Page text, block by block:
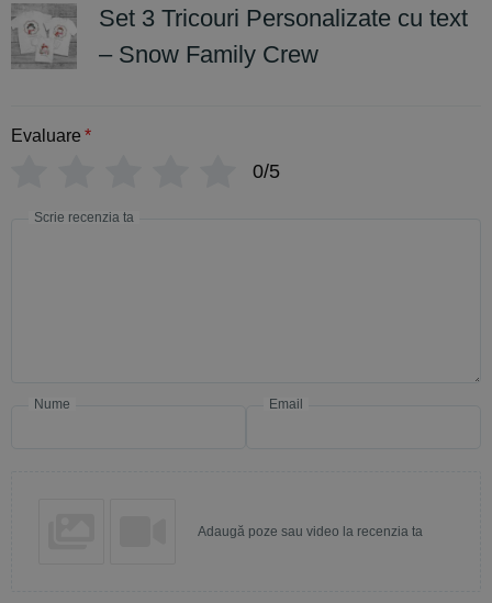
Set 3 Tricouri Personalizate cu text
– Snow Family Crew
Evaluare *
0/5
Scrie recenzia ta
Nume Email
Adaugă poze sau video la recenzia ta